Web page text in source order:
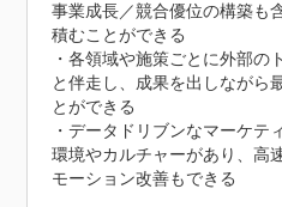
事業成長／競合優位の構築も
積むことができる
・各領域や施策ごとに外部の
と伴走し、成果を出しながら
とができる
・データドリブンなマーケテ
環境やカルチャーがあり、高
モーション改善もできる